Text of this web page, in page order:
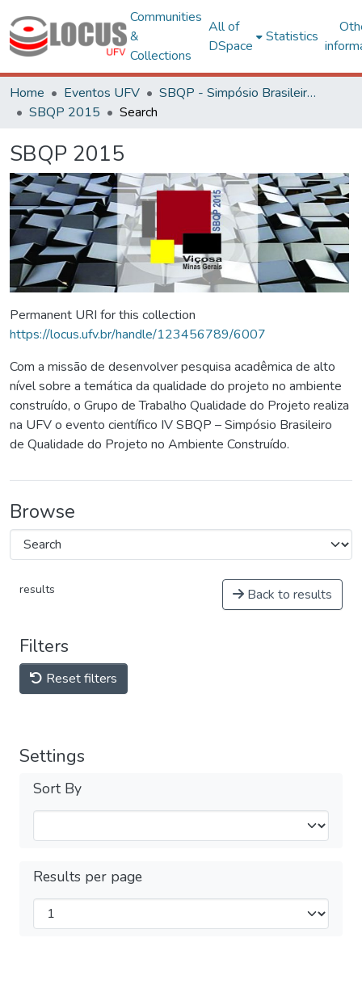
Communities
&
Collections
All of
DSpace
Statistics
Home Eventos UFV
SBQP - Simpósio Brasileiro de Qualidade do Projeto no Ambiente Construído
SBQP 2015
Search
SBQP 2015
Permanent URI for this collection
https://locus.ufv.br/handle/123456789/6007
Com a missão de desenvolver pesquisa acadêmica de alto
nível sobre a temática da qualidade do projeto no ambiente
construído, o Grupo de Trabalho Qualidade do Projeto realiza
na UFV o evento científico IV SBQP – Simpósio Brasileiro
de Qualidade do Projeto no Ambiente Construído.
Browse
results Back to results
Filters
Reset filters
Settings
Sort By
Results per page